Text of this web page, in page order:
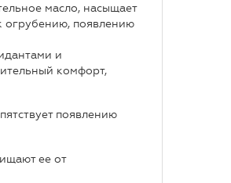
масло, насыщает
огрубению, появлению
и
комфорт,
появлению
ее от